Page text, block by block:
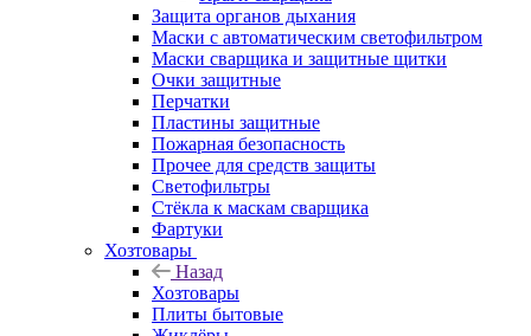
Защита органов дыхания
Маски с автоматическим светофильтром
Маски сварщика и защитные щитки
Очки защитные
Перчатки
Пластины защитные
Пожарная безопасность
Прочее для средств защиты
Светофильтры
Стёкла к маскам сварщика
Фартуки
Хозтовары
Назад
Хозтовары
Плиты бытовые